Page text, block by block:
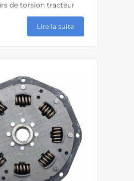
de torsion tracteur
Lire la suite